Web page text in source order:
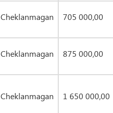
Cheklanmagan 705 000,00
Cheklanmagan 875 000,00
Cheklanmagan 1 650 000,00